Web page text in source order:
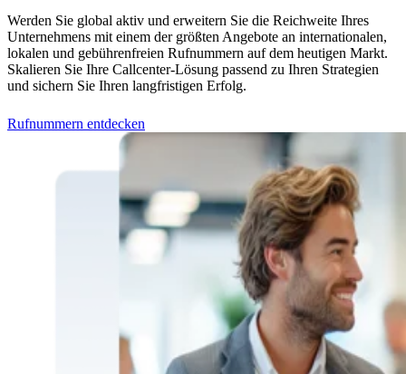
Werden Sie global aktiv und erweitern Sie die Reichweite Ihres
Unternehmens mit einem der größten Angebote an internationalen,
lokalen und gebührenfreien Rufnummern auf dem heutigen Markt.
Skalieren Sie Ihre Callcenter-Lösung passend zu Ihren Strategien
und sichern Sie Ihren langfristigen Erfolg.
Rufnummern entdecken